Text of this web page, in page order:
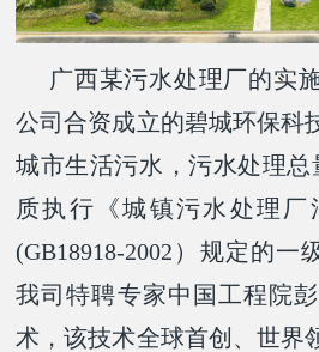
广西某污水处理厂的实
公司合资成立的碧城环保科
城市生活污水，污水处理总
质执行《城镇污水处理厂
(GB18918-2002）规定的
我司特聘专家中国工程院
术，该技术全球首创、世界